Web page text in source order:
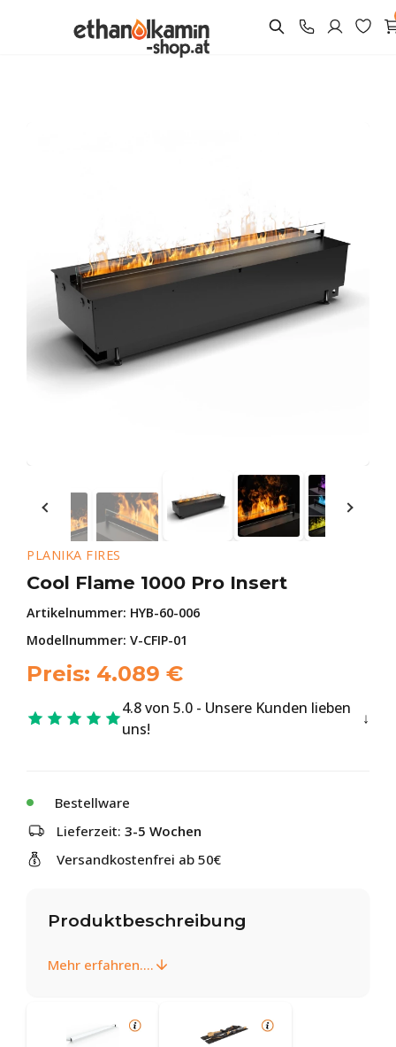
PLANIKA FIRES
Cool Flame 1000 Pro Insert
Artikelnummer: HYB-60-006
Modellnummer: V-CFIP-01
Preis: 4.089 €
4.8 von 5.0 - Unsere Kunden lieben
uns!
Bestellware
Lieferzeit: 3-5 Wochen
Versandkostenfrei ab 50€
Produktbeschreibung
Mehr erfahren....